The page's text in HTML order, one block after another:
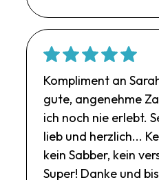
Kompliment an
gute, angenehme
ich noch nie erlebt.
lieb und herzlich...
kein Sabber, kein
Super! Danke und